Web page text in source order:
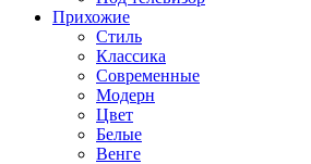
Прихожие
Стиль
Классика
Современные
Модерн
Цвет
Белые
Венге